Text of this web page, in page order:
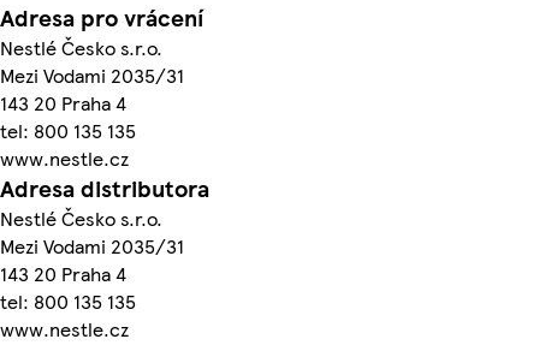
Adresa pro vrácení
Nestlé Česko s.r.o.
Mezi Vodami 2035/31
143 20 Praha 4
tel: 800 135 135
www.nestle.cz
Adresa distributora
Nestlé Česko s.r.o.
Mezi Vodami 2035/31
143 20 Praha 4
tel: 800 135 135
www.nestle.cz